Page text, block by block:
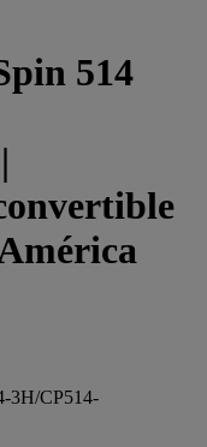
514
3H/CP514-